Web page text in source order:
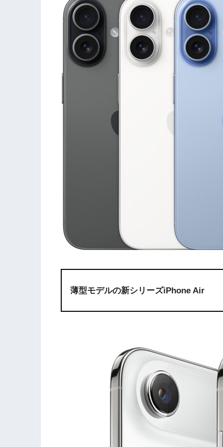
薄型モデルの新シリーズiPhone Air